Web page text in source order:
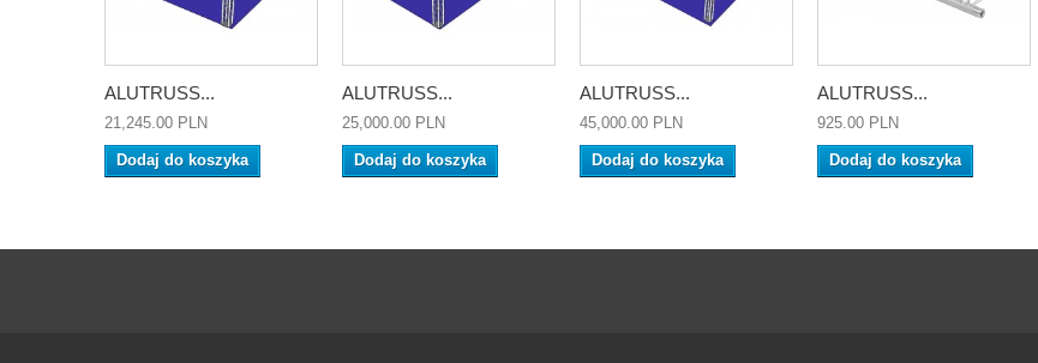
ALUTRUSS...
21,245.00 PLN
Dodaj do koszyka
ALUTRUSS...
25,000.00 PLN
Dodaj do koszyka
ALUTRUSS...
45,000.00 PLN
Dodaj do koszyka
ALUTRUSS...
925.00 PLN
Dodaj do koszyka